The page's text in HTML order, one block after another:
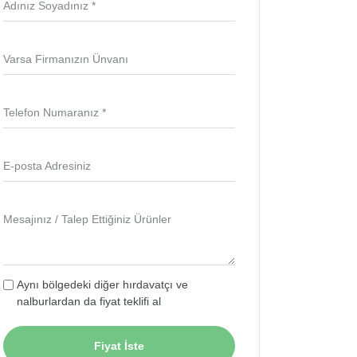
Adınız Soyadınız *
Varsa Firmanızın Ünvanı
Telefon Numaranız *
E-posta Adresiniz
Mesajınız / Talep Ettiğiniz Ürünler
Aynı bölgedeki diğer hırdavatçı ve
nalburlardan da fiyat teklifi al
Fiyat İste